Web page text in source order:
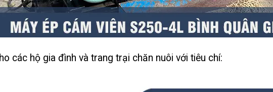
các hộ gia đình và trang trại chăn nuôi với tiêu chí: